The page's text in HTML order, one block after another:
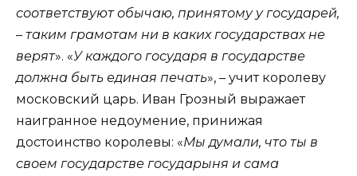
соответствуют обычаю, принятому у государей,
– таким грамотам ни в каких государствах не
верят». «У каждого государя в государстве
должна быть единая печать», – учит королеву
московский царь. Иван Грозный выражает
наигранное недоумение, принижая
достоинство королевы: «Мы думали, что ты в
своем государстве государыня и сама